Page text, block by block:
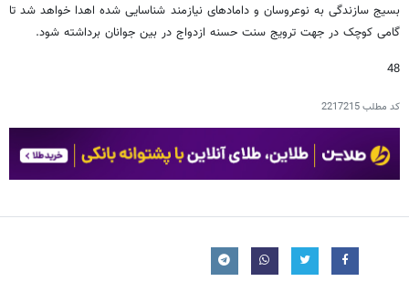
بسیج سازندگی به نوعروسان و دامادهای نیازمند شناسایی شده اهدا خواهد شد تا
گامی کوچک در جهت ترویج سنت حسنه ازدواج در بین جوانان برداشته شود.
48
کد مطلب2217215